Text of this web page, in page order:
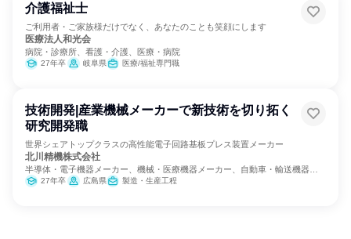
介護福祉士
ご利用者・ご家族様だけでなく、あなたのことも笑顔にします
医療法人和光会
病院・診療所、看護・介護、医療・病院
27年卒 岐阜県 医療/福祉専門職
技術開発|産業機械メーカーで新技術を切り拓く
研究開発職
世界シェアトップクラスの高性能電子回路基板プレス装置メーカー
北川精機株式会社
半導体・電子機器メーカー、機械・医療機器メーカー、自動車・輸送機器メ
ーカー27年卒 広島県 製造・生産工程